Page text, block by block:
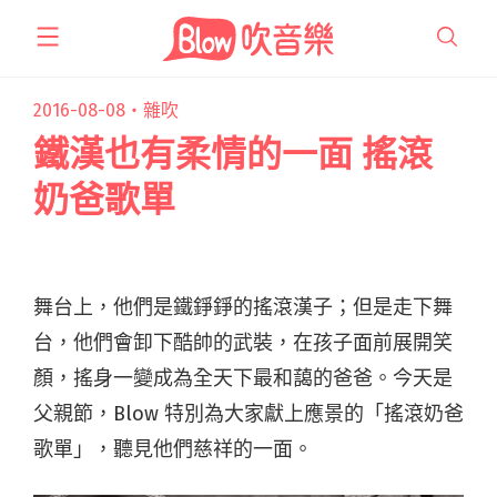
2016-08-08・ 雜吹
鐵漢也有柔情的一面 搖滾
奶爸歌單
舞台上，他們是鐵錚錚的搖滾漢子；但是走下舞
台，他們會卸下酷帥的武裝，在孩子面前展開笑
顏，搖身一變成為全天下最和藹的爸爸。今天是
父親節，Blow 特別為大家獻上應景的「搖滾奶爸
歌單」，聽見他們慈祥的一面。